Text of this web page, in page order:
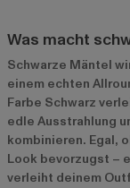
Was macht
Schwarze Mäntel
einem echten
Farbe Schwarz
edle Ausstrahlung
kombinieren. Egal,
Look bevorzugst –
verleiht deinem